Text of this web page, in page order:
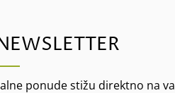
ponude stižu direktno na